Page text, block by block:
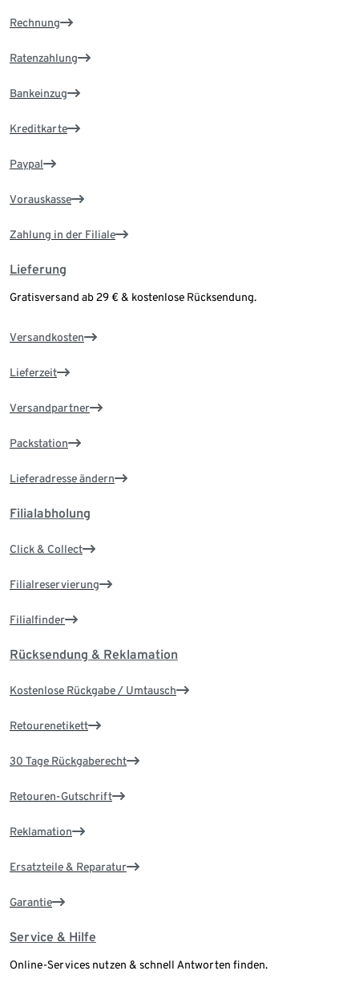
Rechnung
Ratenzahlung
Bankeinzug
Kreditkarte
Paypal
Vorauskasse
Zahlung in der Filiale
Lieferung
Gratisversand ab 29 € & kostenlose Rücksendung.
Versandkosten
Lieferzeit
Versandpartner
Packstation
Lieferadresse ändern
Filialabholung
Click & Collect
Filialreservierung
Filialfinder
Rücksendung & Reklamation
Kostenlose Rückgabe / Umtausch
Retourenetikett
30 Tage Rückgaberecht
Retouren-Gutschrift
Reklamation
Ersatzteile & Reparatur
Garantie
Service & Hilfe
Online-Services nutzen & schnell Antworten finden.